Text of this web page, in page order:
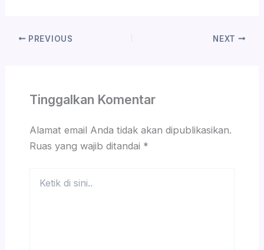
PREVIOUS NEXT
Tinggalkan Komentar
Alamat email Anda tidak akan dipublikasikan.
Ruas yang wajib ditandai *